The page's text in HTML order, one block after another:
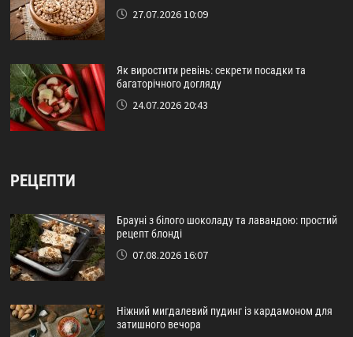
27.07.2026 10:09
Як виростити ревінь: секрети посадки та
багаторічного догляду
24.07.2026 20:43
РЕЦЕПТИ
Брауні з білого шоколаду та лавандою: простий
рецепт блонді
07.08.2026 16:07
Ніжний мигдалевий пудинг із кардамоном для
затишного вечора